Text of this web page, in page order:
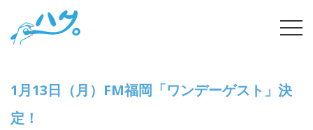
1月13日（月）FM福岡「ワンデーゲスト」決
定！